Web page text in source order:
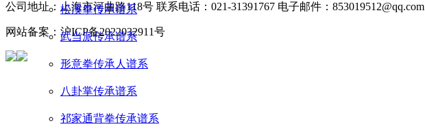
松溪拳传承谱系
武当派传承谱系
形意拳传承人谱系
八卦掌传承谱系
祁家通背拳传承谱系
公司地址：上海市河曲路118号 联系电话：021-31391767 电子邮件：853019512@qq.com
网站备案：沪ICP备2022032911号